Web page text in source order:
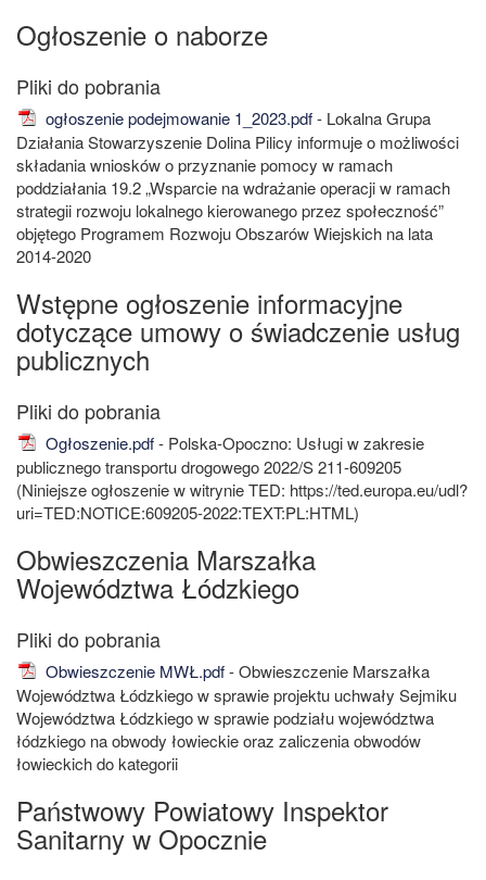
Ogłoszenie o naborze
ogłoszenie podejmowanie 1_2023.pdf- Lokalna Grupa
Działania Stowarzyszenie Dolina Pilicy informuje o możliwości
składania wniosków o przyznanie pomocy w ramach
poddziałania 19.2 „Wsparcie na wdrażanie operacji w ramach
strategii rozwoju lokalnego kierowanego przez społeczność”
objętego Programem Rozwoju Obszarów Wiejskich na lata
2014-2020
Wstępne ogłoszenie informacyjne
dotyczące umowy o świadczenie usług
publicznych
Ogłoszenie.pdf- Polska-Opoczno: Usługi w zakresie
publicznego transportu drogowego 2022/S 211-609205
(Niniejsze ogłoszenie w witrynie TED: https://ted.europa.eu/udl?
uri=TED:NOTICE:609205-2022:TEXT:PL:HTML)
Obwieszczenia Marszałka
Województwa Łódzkiego
Obwieszczenie MWŁ.pdf- Obwieszczenie Marszałka
Województwa Łódzkiego w sprawie projektu uchwały Sejmiku
Województwa Łódzkiego w sprawie podziału województwa
łódzkiego na obwody łowieckie oraz zaliczenia obwodów
łowieckich do kategorii
Państwowy Powiatowy Inspektor
Sanitarny w Opocznie